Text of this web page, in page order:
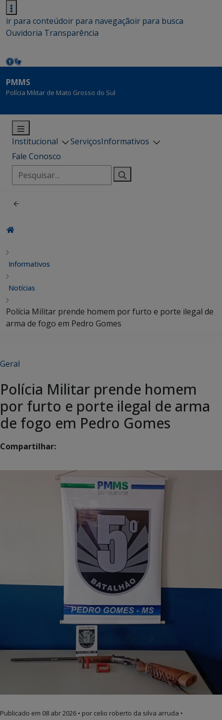
ir para conteúdoir para navegaçãoir para busca
Ouvidoria Transparência
PMMS
Polícia Militar de Mato Grosso do Sul
Institucional ServiçosInformativos
Fale Conosco
Pesquisar
por:
Informativos
Notícias
Polícia Militar prende homem por furto e porte ilegal de
arma de fogo em Pedro Gomes
Geral
Polícia Militar prende homem
por furto e porte ilegal de arma
de fogo em Pedro Gomes
Compartilhar:
Publicado em 08 abr 2026 • por celio roberto da silva arruda •